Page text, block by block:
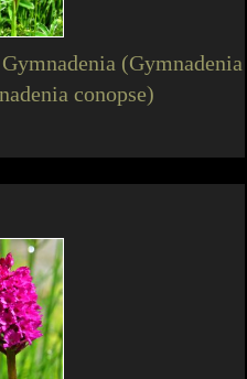
(Gymnadenia
conopse)